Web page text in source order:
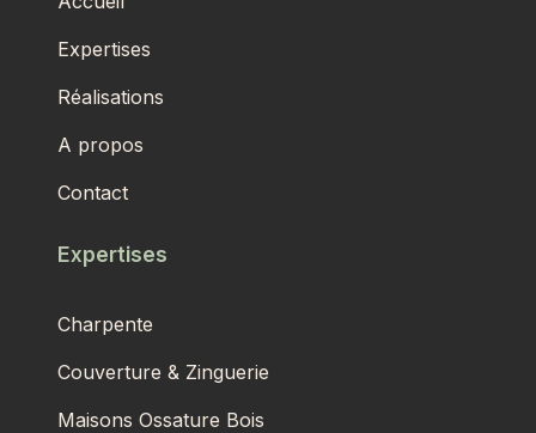
Expertises
Réalisations
A propos
Contact
Expertises
Charpente
Couverture & Zinguerie
Maisons Ossature Bois